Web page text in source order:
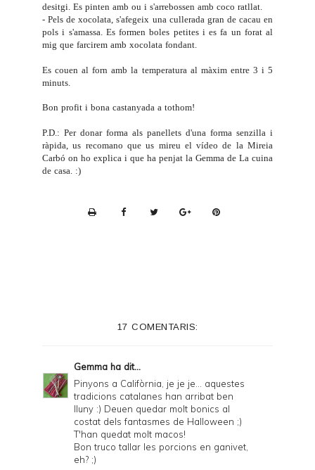
desitgi. Es pinten amb ou i s'arrebossen amb coco ratllat.
- Pels de xocolata, s'afegeix una cullerada gran de cacau en
pols i s'amassa. Es formen boles petites i es fa un forat al
mig que farcirem amb xocolata fondant.
Es couen al forn amb la temperatura al màxim entre 3 i 5
minuts.
Bon profit i bona castanyada a tothom!
P.D.: Per donar forma als panellets d'una forma senzilla i
ràpida, us recomano que us mireu elvídeo de la Mireia
Carbó on ho explica i que ha penjat la Gemma de La cuina
de casa . :)
i
e
n
17 COMENTARIS:
Gemma ha dit...
Pinyons a Califòrnia, je je je... aquestes
tradicions catalanes han arribat ben
lluny :) Deuen quedar molt bonics al
costat dels fantasmes de Halloween ;)
T'han quedat molt macos!
Bon truco tallar les porcions en ganivet,
eh? ;)